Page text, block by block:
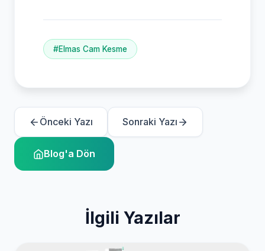
#Elmas Cam Kesme
Önceki Yazı Sonraki Yazı
Blog'a Dön
İlgili Yazılar